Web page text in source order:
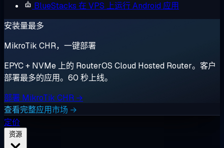
BlueStacks 在 VPS 上运行 Android 应用
安装量最多
MikroTik CHR，一键部署
EPYC + NVMe 上的 RouterOS Cloud Hosted Router。客户
部署最多的应用。60 秒上线。
部署 MikroTik CHR →
查看完整应用市场 →
定价